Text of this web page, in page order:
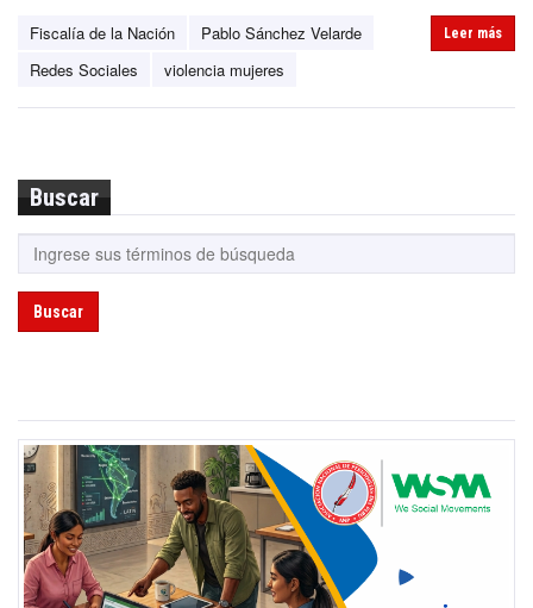
Fiscalía de la Nación
Pablo Sánchez Velarde
Redes Sociales
violencia mujeres
Leer más
Buscar
Buscar